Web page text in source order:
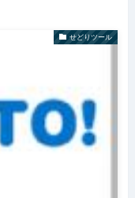
せどりツール